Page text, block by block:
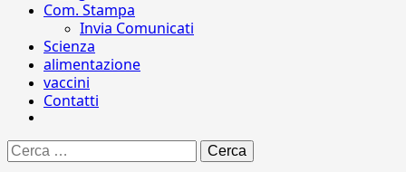
Com. Stampa
Invia Comunicati
Scienza
alimentazione
vaccini
Contatti
Ricerca
per: